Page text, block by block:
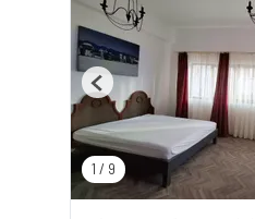
1 / 9
Previous